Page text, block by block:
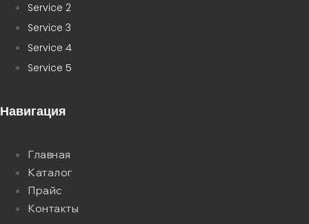
Service 2
Service 3
Service 4
Service 5
Навигация
Главная
Каталог
Прайс
Контакты